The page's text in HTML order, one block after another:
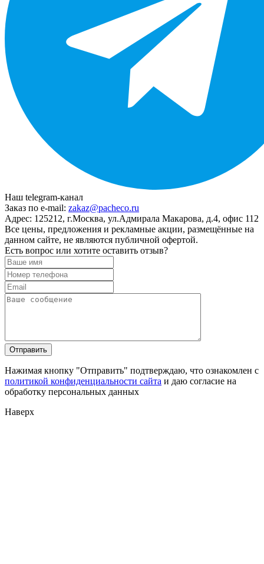
Наш telegram-канал
Заказ по e-mail: zakaz@pacheco.ru
Адрес: 125212, г.Москва, ул.Адмирала Макарова, д.4, офис 112
Все цены, предложения и рекламные акции, размещённые на
данном сайте, не являются публичной офертой.
Есть вопрос или хотите оставить отзыв?
Нажимая кнопку "Отправить" подтверждаю, что ознакомлен с
политикой конфиденциальности сайта и даю согласие на
обработку персональных данных
Наверх